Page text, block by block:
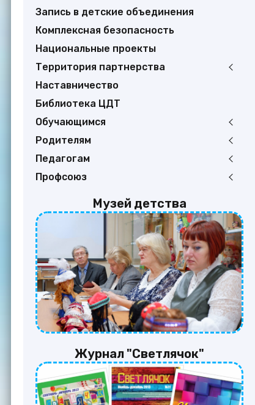
Запись в детские объединения
Комплексная безопасность
Национальные проекты
Территория партнерства
Наставничество
Библиотека ЦДТ
Обучающимся
Родителям
Педагогам
Профсоюз
Музей детства
Журнал "Светлячок"